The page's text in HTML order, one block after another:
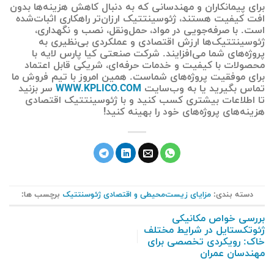
برای پیمانکاران و مهندسانی که به دنبال کاهش هزینه‌ها بدون
افت کیفیت هستند، ژئوسینتتیک ارزان‌تر راهکاری اثبات‌شده
است. با صرفه‌جویی در مواد، حمل‌ونقل، نصب و نگهداری،
ژئوسینتتیک‌ها ارزش اقتصادی و عملکردی بی‌نظیری به
پروژه‌های شما می‌افزایند. شرکت صنعتی کیا پارس لایه با
محصولات با کیفیت و خدمات حرفه‌ای، شریکی قابل اعتماد
برای موفقیت پروژه‌های شماست. همین امروز با تیم فروش ما
تماس بگیرید یا به وب‌سایت WWW.KPLICO.COM سر بزنید
تا اطلاعات بیشتری کسب کنید و با ژئوسینتتیک اقتصادی
هزینه‌های پروژه‌های خود را بهینه کنید!
دسته بندی:مزایای زیست‌محیطی و اقتصادی ژئوسنتتیک برچسب ها:
بررسی خواص مکانیکی
ژئوتکستایل در شرایط مختلف
خاک: رویکردی تخصصی برای
مهندسان عمران